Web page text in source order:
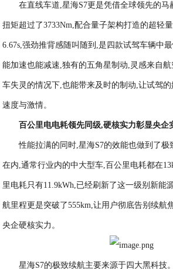
在直线车道,星海S7更是凭借全球领先的马
扭矩超过了3733Nm,配合量子架构打造的超轻
6.67s,强劲推背感随叫随到,是四款试驾车辆中
能加速也能减速,独有的五角星制动,灵感来自
车失灵的情况下,也能带来及时的制动,让试驾
速度与激情。
百公里电电耗领先同级,硬核实力彰显央企
性能拉满的同时,星海S7的效能也做到了
在内,通常行业内的中大型车,百公里电耗都在
里电耗只有11.9kWh,已经刷新了这一级别新能
航里程更是突破了555km,让用户彻底告别续航
央企硬核实力。
星海S7的极致续航主要来源于四大黑科技